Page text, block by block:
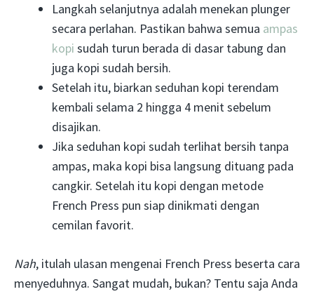
Langkah selanjutnya adalah menekan plunger
secara perlahan. Pastikan bahwa semua ampas
kopi sudah turun berada di dasar tabung dan
juga kopi sudah bersih.
Setelah itu, biarkan seduhan kopi terendam
kembali selama 2 hingga 4 menit sebelum
disajikan.
Jika seduhan kopi sudah terlihat bersih tanpa
ampas, maka kopi bisa langsung dituang pada
cangkir. Setelah itu kopi dengan metode
French Press pun siap dinikmati dengan
cemilan favorit.
Nah, itulah ulasan mengenai French Press beserta cara
menyeduhnya. Sangat mudah, bukan? Tentu saja Anda